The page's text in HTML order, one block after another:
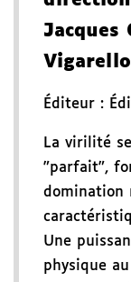
Jacques
Vigarello
Éditeur :
La virilité
"parfait",
domination
Une
physique